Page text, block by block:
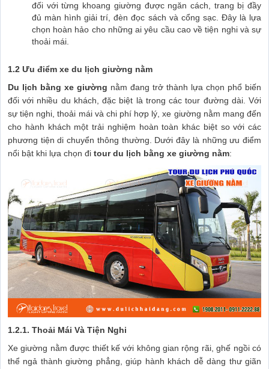
đối với từng khoang giường được ngăn cách, trang bị đầy
đủ màn hình giải trí, đèn đọc sách và cổng sạc. Đây là lựa
chọn hoàn hảo cho những ai yêu cầu cao về tiện nghi và sự
thoải mái.
1.2 Ưu điểm xe du lịch giường nằm
Du lịch bằng xe giường nằm đang trở thành lựa chọn phổ biến
đối với nhiều du khách, đặc biệt là trong các tour đường dài. Với
sự tiện nghi, thoải mái và chi phí hợp lý, xe giường nằm mang đến
cho hành khách một trải nghiệm hoàn toàn khác biệt so với các
phương tiện di chuyển thông thường. Dưới đây là những ưu điểm
nổi bật khi lựa chọn đi tour du lịch bằng xe giường nằm:
1.2.1. Thoải Mái Và Tiện Nghi
Xe giường nằm được thiết kế với không gian rộng rãi, ghế ngồi có
thể ngả thành giường phẳng, giúp hành khách dễ dàng thư giãn